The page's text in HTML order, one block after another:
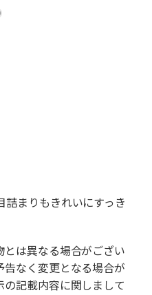
詰まりもきれいにすっき
は異なる場合がござい
なく変更となる場合が
の記載内容に関しまして